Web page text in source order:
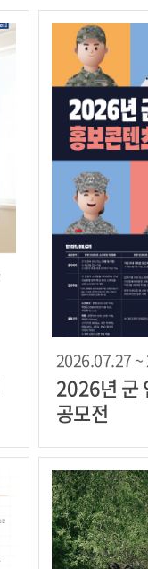
2026.07.27 ~
2026년 군
공모전